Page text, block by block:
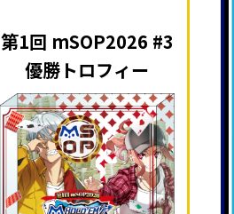
第1回 mSOP2026 #3
優勝トロフィー